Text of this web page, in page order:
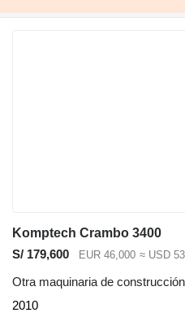
Komptech Crambo 3400
S/ 179,600
EUR 46,000 ≈ USD
Otra maquinaria de construcción
2010